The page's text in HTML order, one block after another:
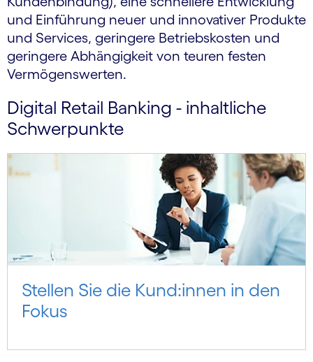
und Einführung neuer und innovativer Produkte
und Services, geringere Betriebs­kosten und
geringere Abhängigkeit von teuren festen
Vermögens­werten.
Digital Retail Banking - inhaltliche
Schwerpunkte
Stellen Sie die Kund:innen in den
Fokus